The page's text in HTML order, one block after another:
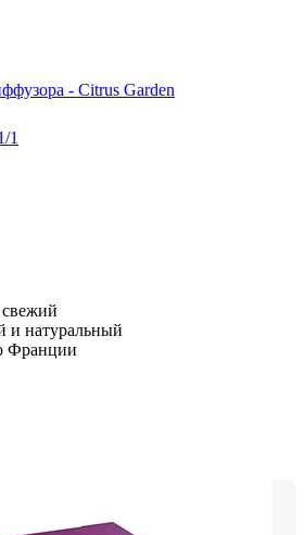
- Citrus Garden
1
и натуральный
Франции